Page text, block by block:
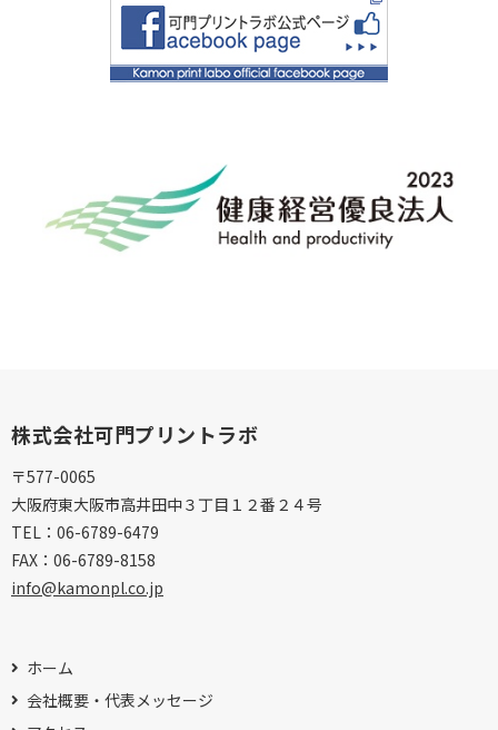
株式会社可門プリントラボ
〒577-0065
大阪府東大阪市高井田中３丁目１２番２４号
TEL： 06-6789-6479
FAX： 06-6789-8158
info@kamonpl.co.jp
ホーム
会社概要・代表メッセージ